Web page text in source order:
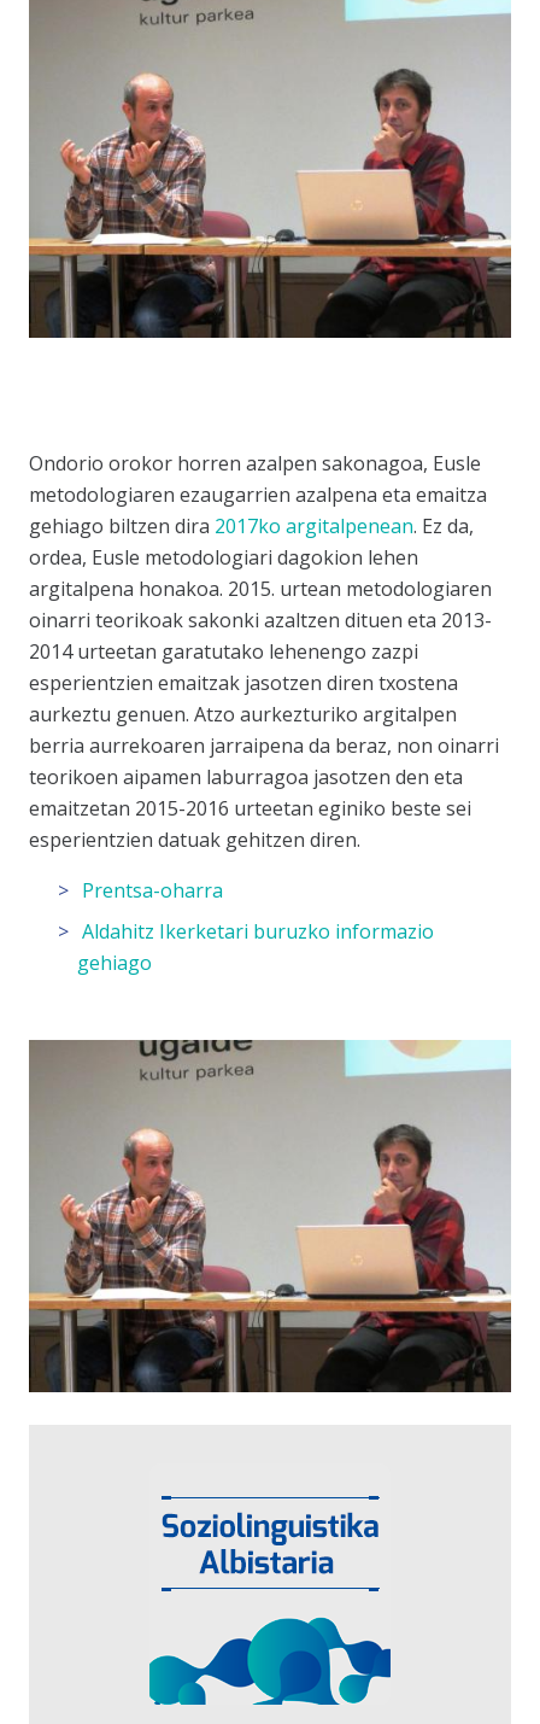
Ondorio orokor horren azalpen sakonagoa, Eusle
metodologiaren ezaugarrien azalpena eta emaitza
gehiago biltzen dira 2017ko argitalpenean. Ez da,
ordea, Eusle metodologiari dagokion lehen
argitalpena honakoa. 2015. urtean metodologiaren
oinarri teorikoak sakonki azaltzen dituen eta 2013-
2014 urteetan garatutako lehenengo zazpi
esperientzien emaitzak jasotzen diren txostena
aurkeztu genuen. Atzo aurkezturiko argitalpen
berria aurrekoaren jarraipena da beraz, non oinarri
teorikoen aipamen laburragoa jasotzen den eta
emaitzetan 2015-2016 urteetan eginiko beste sei
esperientzien datuak gehitzen diren.
Prentsa-oharra
Aldahitz Ikerketari buruzko informazio
gehiago